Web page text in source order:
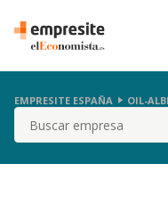
EMPRESITE ESPAÑA OIL-
Buscar